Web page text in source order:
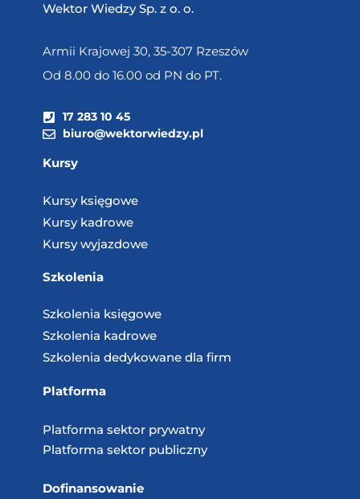
Wektor Wiedzy Sp. z o. o.
Armii Krajowej 30, 35-307 Rzeszów
Od 8.00 do 16.00 od PN do PT.
17 283 10 45
biuro@wektorwiedzy.pl
Kursy
Kursy księgowe
Kursy kadrowe
Kursy wyjazdowe
Szkolenia
Szkolenia księgowe
Szkolenia kadrowe
Szkolenia dedykowane dla firm
Platforma
Platforma sektor prywatny
Platforma sektor publiczny
Dofinansowanie